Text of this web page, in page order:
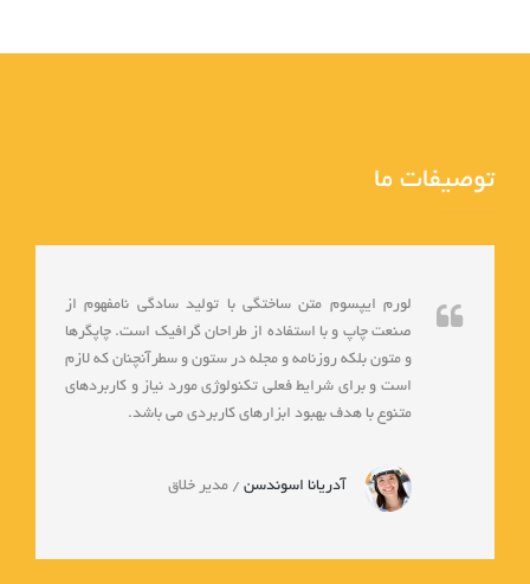
توصیفات ما
لورم ایپسوم متن ساختگی با تولید سادگی نامفهوم از
صنعت چاپ و با استفاده از طراحان گرافیک است. چاپگرها
و متون بلکه روزنامه و مجله در ستون و سطرآنچنان که لازم
است و برای شرایط فعلی تکنولوژی مورد نیاز و کاربردهای
متنوع با هدف بهبود ابزارهای کاربردی می باشد.
آدریانا اسوندسن / مدیر خلاق